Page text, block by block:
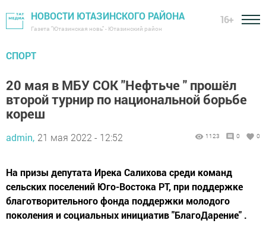
НОВОСТИ ЮТАЗИНСКОГО РАЙОНА
Газета "Ютазинская новь" - Ютазинский район
16+
СПОРТ
20 мая в МБУ СОК "Нефтьче " прошёл
второй турнир по национальной борьбе
кореш
admin, 21 мая 2022 - 12:52 1123 0 0
На призы депутата Ирека Салихова среди команд
сельских поселений Юго-Востока РТ, при поддержке
благотворительного фонда поддержки молодого
поколения и социальных инициатив "БлагоДарение" .